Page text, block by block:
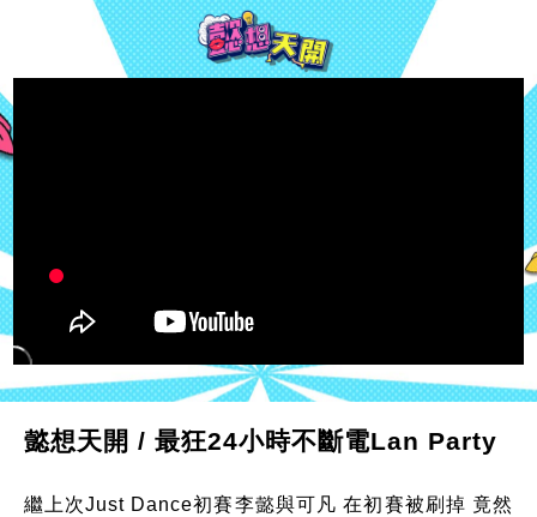
懿想天開 / 最狂24小時不斷電Lan Party
繼上次Just Dance初賽李懿與可凡 在初賽被刷掉 竟然